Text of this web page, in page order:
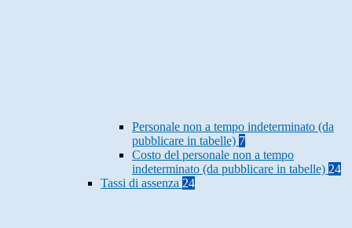
Personale non a tempo indeterminato (da
pubblicare in tabelle) 7
Costo del personale non a tempo
indeterminato (da pubblicare in tabelle) 24
Tassi di assenza 24